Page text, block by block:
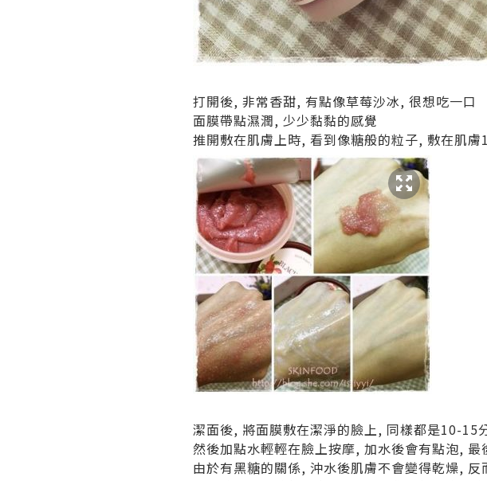
打開後, 非常香甜, 有點像草莓沙冰, 很想吃一口
面膜帶點濕潤, 少少黏黏的感覺
推開敷在肌膚上時, 看到像糖般的粒子, 敷在肌
潔面後, 將面膜敷在潔淨的臉上, 同樣都是10-15
然後加點水輕輕在臉上按摩, 加水後會有點泡, 最
由於有黑糖的關係, 沖水後肌膚不會變得乾燥, 反